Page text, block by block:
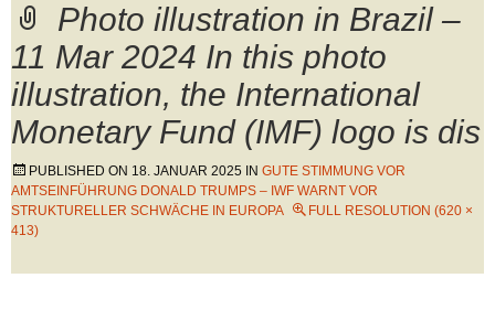
Photo illustration in Brazil –
11 Mar 2024 In this photo
illustration, the International
Monetary Fund (IMF) logo is dis
PUBLISHED ON 18. JANUAR 2025 IN GUTE STIMMUNG VOR
AMTSEINFÜHRUNG DONALD TRUMPS – IWF WARNT VOR
STRUKTURELLER SCHWÄCHE IN EUROPA
FULL RESOLUTION (620 ×
413)